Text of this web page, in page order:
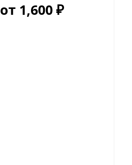
от 1,600 ₽